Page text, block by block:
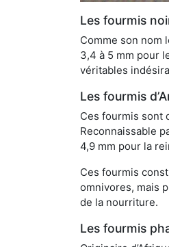
Les fourmis
Comme son nom
3,4 à 5 mm pour
véritables
Les fourmis
Ces fourmis sont
Reconnaissable
4,9 mm pour la
Ces fourmis
omnivores, mais
de la nourriture.
Les fourmis